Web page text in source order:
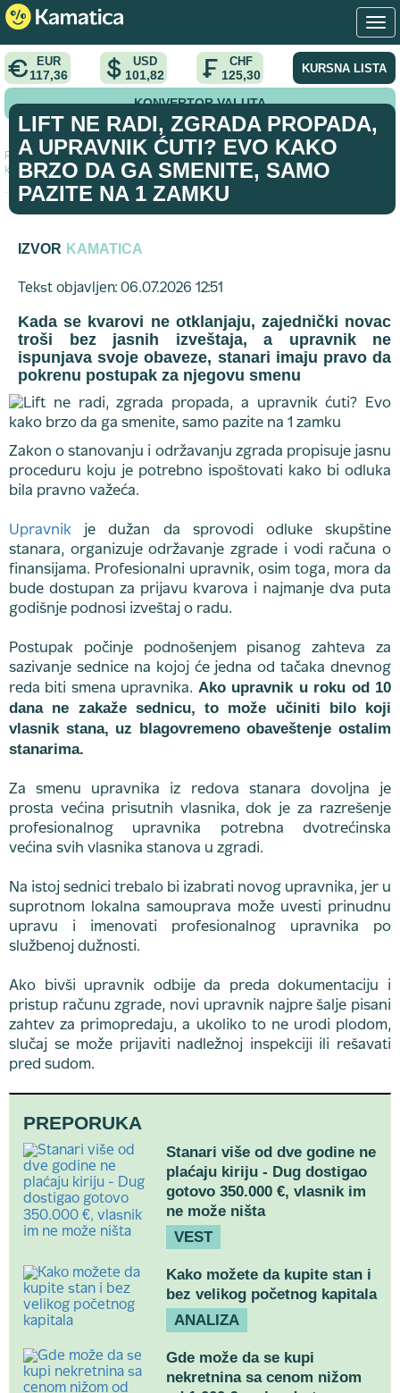
EUR
117,36
USD
101,82
CHF
125,30 KURSNA LISTA
KONVERTOR VALUTA
Početna > vest >
Lift ne radi, zgrada propada, a upravnik ćuti? Evo
kako brzo da ga smenite, samo pazite na 1 zamku
LIFT NE RADI, ZGRADA PROPADA,
A UPRAVNIK ĆUTI? EVO KAKO
BRZO DA GA SMENITE, SAMO
PAZITE NA 1 ZAMKU
IZVOR KAMATICA
Tekst objavljen: 06.07.2026 12:51
Kada se kvarovi ne otklanjaju, zajednički novac
troši bez jasnih izveštaja, a upravnik ne
ispunjava svoje obaveze, stanari imaju pravo da
pokrenu postupak za njegovu smenu
Zakon o stanovanju i održavanju zgrada propisuje jasnu
proceduru koju je potrebno ispoštovati kako bi odluka
bila pravno važeća.
Upravnik je dužan da sprovodi odluke skupštine
stanara, organizuje održavanje zgrade i vodi računa o
finansijama. Profesionalni upravnik, osim toga, mora da
bude dostupan za prijavu kvarova i najmanje dva puta
godišnje podnosi izveštaj o radu.
Postupak počinje podnošenjem pisanog zahteva za
sazivanje sednice na kojoj će jedna od tačaka dnevnog
reda biti smena upravnika. Ako upravnik u roku od 10
dana ne zakaže sednicu, to može učiniti bilo koji
vlasnik stana, uz blagovremeno obaveštenje ostalim
stanarima.
Za smenu upravnika iz redova stanara dovoljna je
prosta većina prisutnih vlasnika, dok je za razrešenje
profesionalnog upravnika potrebna dvotrećinska
većina svih vlasnika stanova u zgradi.
Na istoj sednici trebalo bi izabrati novog upravnika, jer u
suprotnom lokalna samouprava može uvesti prinudnu
upravu i imenovati profesionalnog upravnika po
službenoj dužnosti.
Ako bivši upravnik odbije da preda dokumentaciju i
pristup računu zgrade, novi upravnik najpre šalje pisani
zahtev za primopredaju, a ukoliko to ne urodi plodom,
slučaj se može prijaviti nadležnoj inspekciji ili rešavati
pred sudom.
PREPORUKA
Stanari više od dve godine ne
plaćaju kiriju - Dug dostigao
gotovo 350.000 €, vlasnik im
ne može ništa
VEST
Kako možete da kupite stan i
bez velikog početnog kapitala
ANALIZA
Gde može da se kupi
nekretnina sa cenom nižom